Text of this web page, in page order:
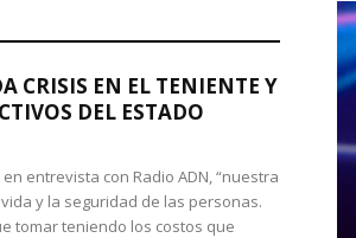
CRISIS EN EL TENIENTE Y
DEL ESTADO
entrevista con Radio ADN, “nuestra
y la seguridad de las personas.
tomar teniendo los costos que